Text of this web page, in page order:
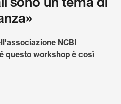
NCBI
questo workshop è così